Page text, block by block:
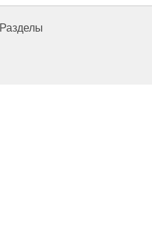
Разделы